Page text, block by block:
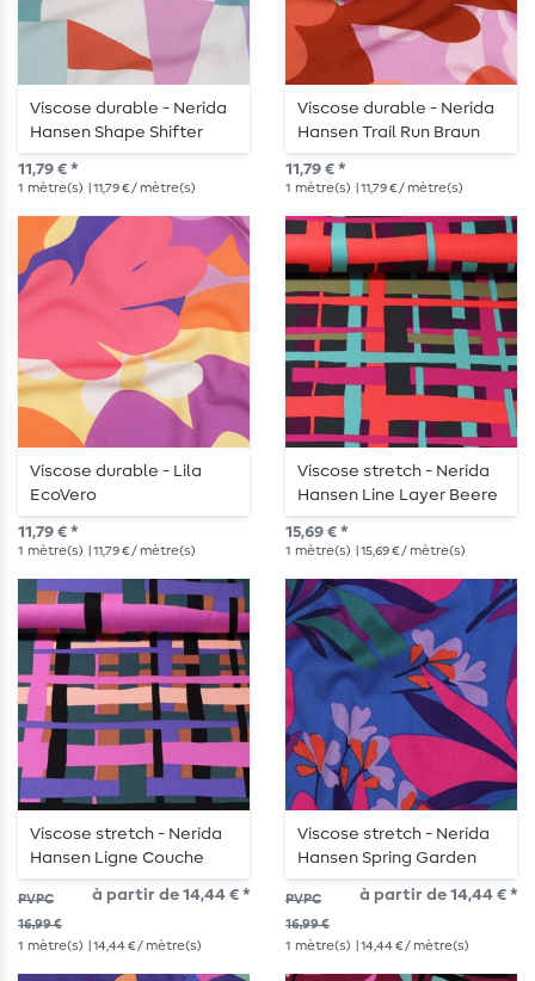
Viscose durable - Nerida
Hansen Shape Shifter
Écru Vert EcoVero
11,79 € *
1 mètre(s) | 11,79 € / mètre(s)
Viscose durable - Nerida
Hansen Trail Run Braun
EcoVero
11,79 € *
1 mètre(s) | 11,79 € / mètre(s)
Viscose durable - Lila
EcoVero
11,79 € *
1 mètre(s) | 11,79 € / mètre(s)
Viscose stretch - Nerida
Hansen Line Layer Beere
15,69 € *
1 mètre(s) | 15,69 € / mètre(s)
Viscose stretch - Nerida
Hansen Ligne Couche
Violet
PVPC
16,99 €
à partir de 14,44 € *
1 mètre(s) | 14,44 € / mètre(s)
Viscose stretch - Nerida
Hansen Spring Garden
bleu
PVPC
16,99 €
à partir de 14,44 € *
1 mètre(s) | 14,44 € / mètre(s)